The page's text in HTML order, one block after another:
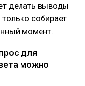
делать выводы
собирает
момент.
для
можно